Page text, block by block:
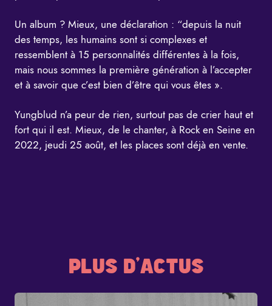
Un album ? Mieux, une déclaration : “depuis la nuit
des temps, les humains sont si complexes et
ressemblent à 15 personnalités différentes à la fois,
mais nous sommes la première génération à l’accepter
et à savoir que c’est bien d’être qui vous êtes ».
Yungblud n’a peur de rien, surtout pas de crier haut et
fort qui il est. Mieux, de le chanter, à Rock en Seine en
2022, jeudi 25 août, et les places sont déjà en vente.
PLUS D'ACTUS